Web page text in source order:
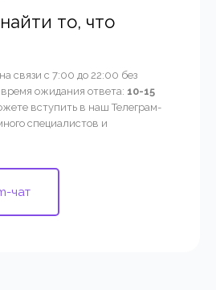
то, что
связи с 7:00 до 22:00 без
ожидания ответа: 10-15
вступить в наш Телеграм-
специалистов и
чат